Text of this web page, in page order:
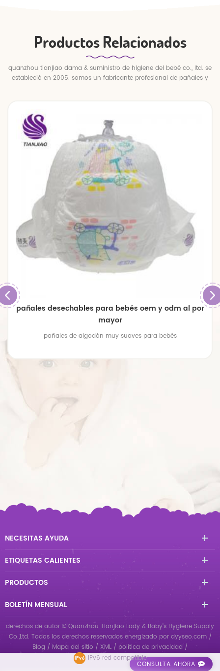
CONSULTA AHORA
Productos Relacionados
quanzhou tianjiao dama & suministro de higiene del bebé co., ltd. se
estableció en 2005. somos un fabricante profesional de pañales y
pañales de bebé transpirables de gran tamaño
premium
pañales de bebé transpirables de gran tamaño premium
NECESITAS AYUDA
ETIQUETAS CALIENTES
PRODUCTOS
BOLETÍN MENSUAL
derechos de autor © Quanzhou Tianjiao Lady & Baby's Hygiene Supply
Co.,Ltd. Todos los derechos reservados energizado por dyyseo.com /
Blog / Mapa del sitio / XML / política de privacidad /
IPv6 red compatible